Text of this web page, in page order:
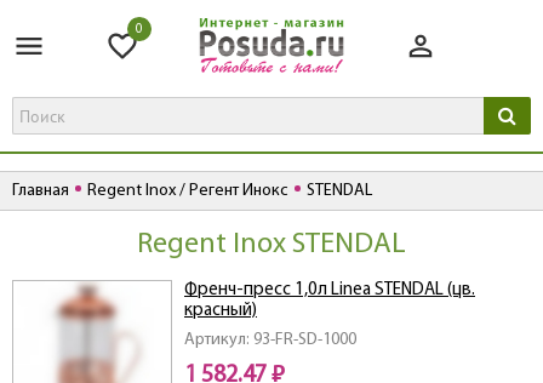
0
Главная Regent Inox / Регент Инокс STENDAL
Regent Inox STENDAL
Артикул: 93-FR-SD-1000
Френч-пресс 1,0л Linea STENDAL (цв.
красный)
1 582.47 ₽